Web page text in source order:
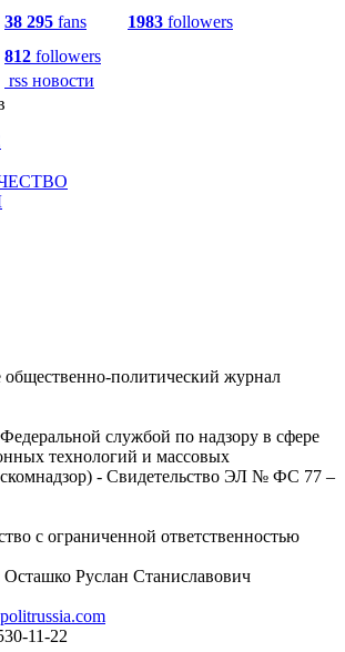
38 295 fans 1983 followers
812 followers
rss новости
общественно-политический журнал
службой по надзору в сфере
технологий и массовых
- Свидетельство ЭЛ № ФС 77 –
с ограниченной ответственностью
Руслан Станиславович
11-22